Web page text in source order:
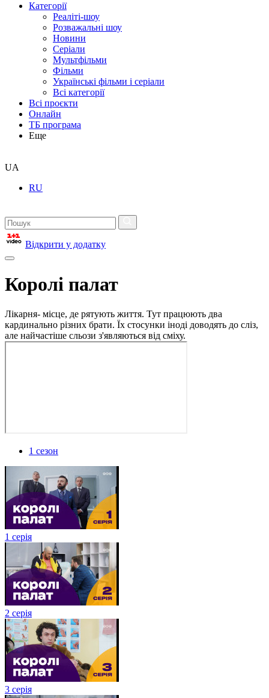
Категорії
Реаліті-шоу
Розважальні шоу
Новини
Серіали
Мультфільми
Фільми
Українські фільми і серіали
Всі категорії
Всі проєкти
Онлайн
ТБ програма
Еще
UA
RU
Відкрити у додатку
Королі палат
Лікарня- місце, де рятують життя. Тут працюють два
кардинально різних брати. Їх стосунки іноді доводять до сліз,
але найчастіше сльози з'являються від сміху.
1 сезон
1 серія
2 серія
3 серія